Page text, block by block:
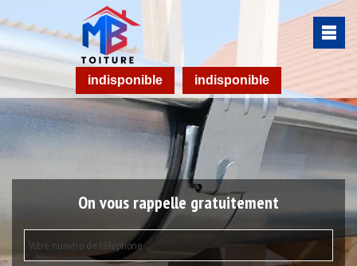
indisponible indisponible
On vous rappelle gratuitement